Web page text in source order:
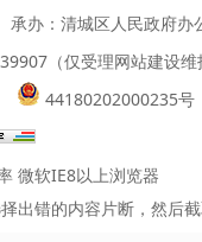
承办：清城区人民政府办
（仅受理网站建设
44180202000235号
微软IE8以上浏览器
出错的内容片断，然后